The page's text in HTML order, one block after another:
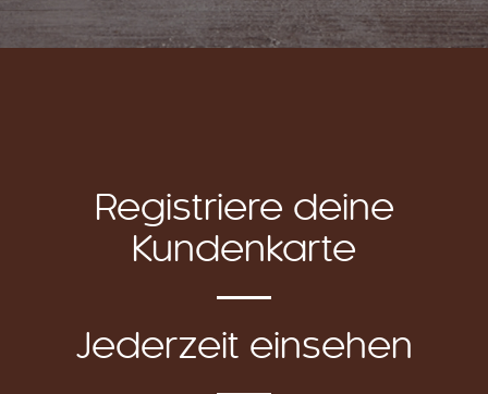
Registriere deine
Kundenkarte
Jederzeit einsehen